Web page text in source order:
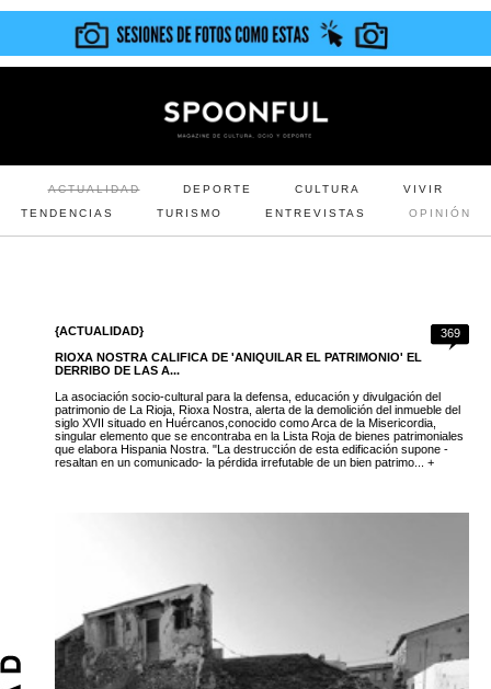
ACTUALIDAD DEPORTE CULTURA
VIVIR
TENDENCIAS
TURISMO ENTREVISTAS OPINIÓN
369
{ACTUALIDAD}
RIOXA NOSTRA CALIFICA DE 'ANIQUILAR EL PATRIMONIO' EL
DERRIBO DE LAS A...
La asociación socio-cultural para la defensa, educación y divulgación del
patrimonio de La Rioja, Rioxa Nostra, alerta de la demolición del inmueble del
siglo XVII situado en Huércanos,conocido como Arca de la Misericordia,
singular elemento que se encontraba en la Lista Roja de bienes patrimoniales
que elabora Hispania Nostra. "La destrucción de esta edificación supone -
resaltan en un comunicado- la pérdida irrefutable de un bien patrimo... +